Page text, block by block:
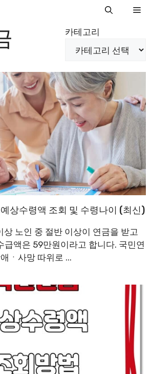
카테고리
상수령액 조회 및 수령나이 (최신)
상 노인 중 절반 이상이 연금을 받고
급액은 59만원이라고 합니다. 국민연
ㆍ사망 따위로 ...